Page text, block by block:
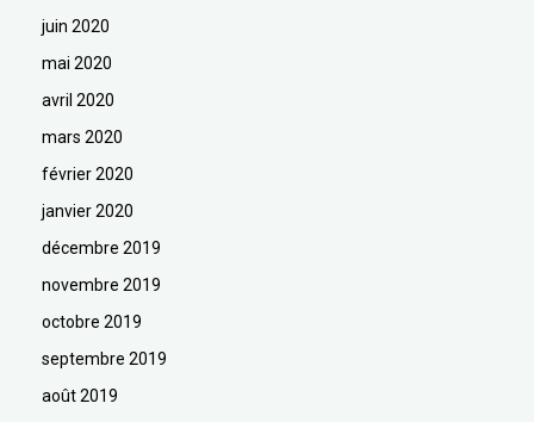
juin 2020
mai 2020
avril 2020
mars 2020
février 2020
janvier 2020
décembre 2019
novembre 2019
octobre 2019
septembre 2019
août 2019